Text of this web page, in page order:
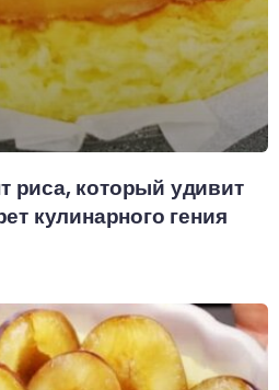
риса, который удивит
кулинарного гения